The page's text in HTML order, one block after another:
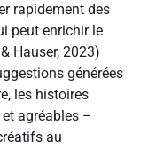
rapidement des
peut enrichir le
Hauser, 2023)
générées
les histoires
et agréables –
au